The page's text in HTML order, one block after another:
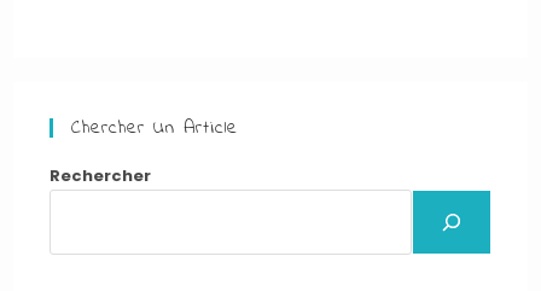
Chercher Un Article
Rechercher